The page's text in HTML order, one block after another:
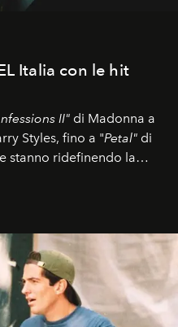
Italia con le hit
II" di Madonna a
Styles, fino a "Petal" di
stanno ridefinendo la